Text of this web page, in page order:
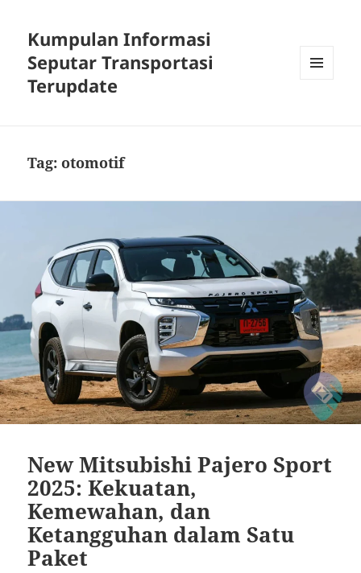
Kumpulan Informasi
Seputar Transportasi
Terupdate
Tag:otomotif
New Mitsubishi Pajero Sport
2025: Kekuatan,
Kemewahan, dan
Ketangguhan dalam Satu
Paket